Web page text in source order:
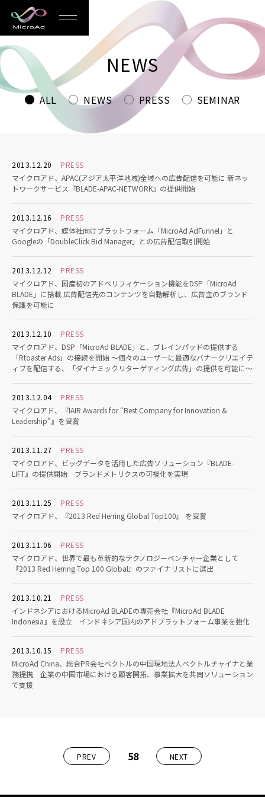
MicroAd
-
Redesigning
the
Future
NEWS
ALL NEWS PRESS SEMINAR
2013.12.20
PRESS
マイクロアド、APAC(アジア太平洋地域)全域への広告配信を可能に 新ネッ
トワークサービス『BLADE-APAC-NETWORK』の提供開始
2013.12.16
PRESS
マイクロアド、媒体社向けプラットフォーム「MicroAd AdFunnel」と
Googleの「DoubleClick Bid Manager」との広告配信取引開始
2013.12.12
PRESS
マイクロアド、国産初のアドベリフィケーション機能をDSP「MicroAd
BLADE」に搭載 広告配信先のコンテンツを自動解析し、広告主のブランド
保護を可能に
2013.12.10
PRESS
マイクロアド、DSP「MicroAd BLADE」と、ブレインパッドの提供する
「Rtoaster Ads」の接続を開始 ～個々のユーザーに最適なバナークリエイテ
ィブを配信する、「ダイナミックリターゲティング広告」の提供を可能に～
2013.12.04
PRESS
マイクロアド、『IAIR Awards for “Best Company for Innovation &
Leadership”』を受賞
2013.11.27
PRESS
マイクロアド、ビッグデータを活用した広告ソリューション『BLADE-
LIFT』の提供開始 ブランドメトリクスの可視化を実現
2013.11.25
PRESS
マイクロアド、『2013 Red Herring Global Top100』 を受賞
2013.11.06
PRESS
マイクロアド、世界で最も革新的なテクノロジーベンチャー企業として
『2013 Red Herring Top 100 Global』のファイナリストに選出
2013.10.21
PRESS
インドネシアにおけるMicroAd BLADEの専売会社『MicroAd BLADE
Indonesia』を設立 インドネシア国内のアドプラットフォーム事業を強化
2013.10.15
PRESS
MicroAd China、総合PR会社ベクトルの中国現地法人ベクトルチャイナと業
務提携 企業の中国市場における顧客開拓、事業拡大を共同ソリューション
で支援
PREV 58 NEXT